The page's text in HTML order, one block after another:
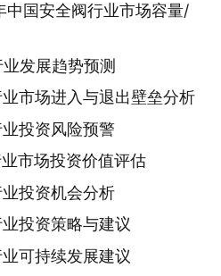
国安全阀行业市场容量/
发展趋势预测
市场进入与退出壁垒分析
投资风险预警
市场投资价值评估
投资机会分析
投资策略与建议
可持续发展建议